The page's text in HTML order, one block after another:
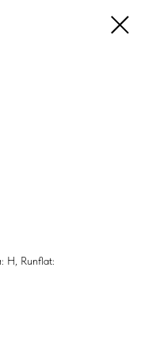
H, Runflat: